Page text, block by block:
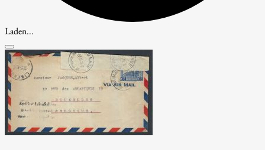
Laden...